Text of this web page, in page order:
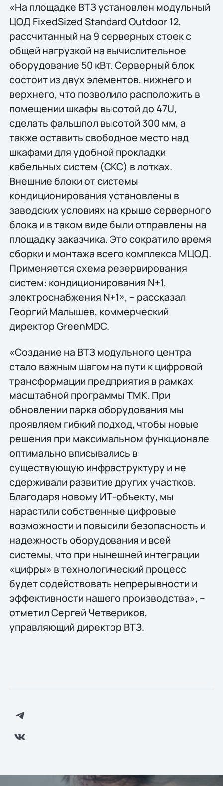
«На площадке ВТЗ установлен модульный
ЦОД FixedSized Standard Outdoor 12,
рассчитанный на 9 серверных стоек с
общей нагрузкой на вычислительное
оборудование 50 кВт. Серверный блок
состоит из двух элементов, нижнего и
верхнего, что позволило расположить в
помещении шкафы высотой до 47U,
сделать фальшпол высотой 300 мм, а
также оставить свободное место над
шкафами для удобной прокладки
кабельных систем (СКС) в лотках.
Внешние блоки от системы
кондиционирования установлены в
заводских условиях на крыше серверного
блока и в таком виде были отправлены на
площадку заказчика. Это сократило время
сборки и монтажа всего комплекса МЦОД.
Применяется схема резервирования
систем: кондиционирования N+1,
электроснабжения N+1», – рассказал
Георгий Малышев, коммерческий
директор GreenMDC.
«Создание на ВТЗ модульного центра
стало важным шагом на пути к цифровой
трансформации предприятия в рамках
масштабной программы ТМК. При
обновлении парка оборудования мы
проявляем гибкий подход, чтобы новые
решения при максимальном функционале
оптимально вписывались в
существующую инфраструктуру и не
сдерживали развитие других участков.
Благодаря новому ИТ-объекту, мы
нарастили собственные цифровые
возможности и повысили безопасность и
надежность оборудования и всей
системы, что при нынешней интеграции
«цифры» в технологический процесс
будет содействовать непрерывности и
эффективности нашего производства», –
отметил Сергей Четвериков,
управляющий директор ВТЗ.